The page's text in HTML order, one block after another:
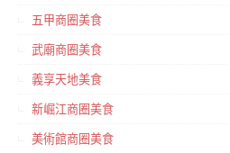
五甲商圈美食
武廟商圈美食
義享天地美食
新崛江商圈美食
美術館商圈美食